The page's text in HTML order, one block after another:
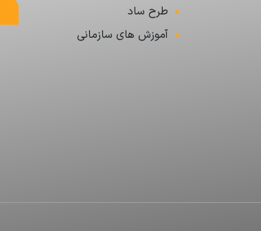
طرح ساد
آموزش های سازمانی